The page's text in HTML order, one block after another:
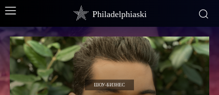
Philadelphiaski
ШОУ-БИЗНЕС